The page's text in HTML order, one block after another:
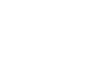
Goizper,
и надежности